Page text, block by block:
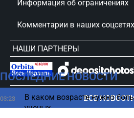
ПОСЛЕДНИЕ НОВОСТИ
03:23
В каком возрасте нужно
ученых
ВСЕ
Информация об ограничениях
Комментарии в наших соцсетях
НАШИ ПАРТНЕРЫ
сursorinfo.co.il © Все права